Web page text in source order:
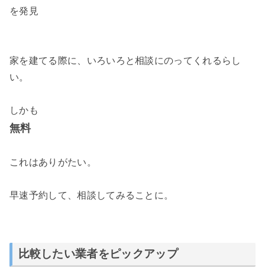
を発見
家を建てる際に、いろいろと相談にのってくれるらし
い。
しかも
無料
これはありがたい。
早速予約して、相談してみることに。
比較したい業者をピックアップ